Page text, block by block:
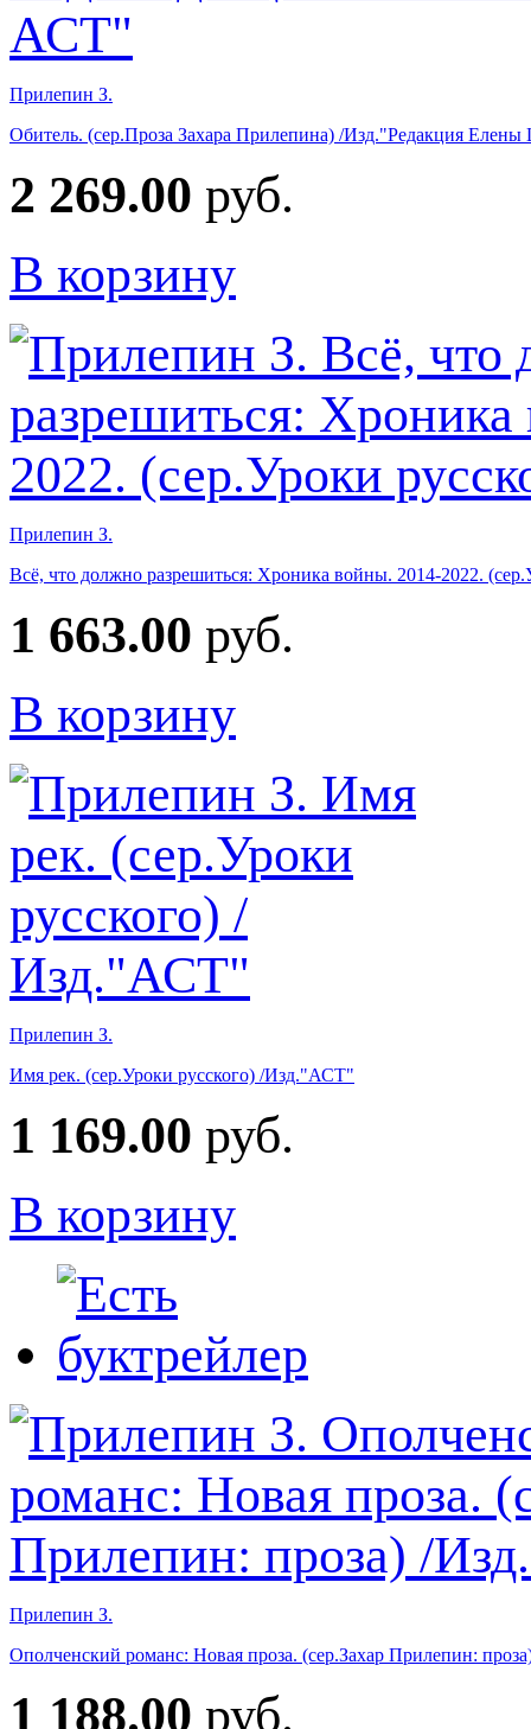
Прилепин З.
Обитель. (сер.Проза Захара Прилепина) /Изд."Редакция
2 269.00 руб.
В корзину
Прилепин З.
Всё, что должно разрешиться: Хроника войны. 2014-2022.
1 663.00 руб.
В корзину
Прилепин З.
Имя рек. (сер.Уроки русского) /Изд."АСТ"
1 169.00 руб.
В корзину
Прилепин З.
Ополченский романс: Новая проза. (сер.Захар Прилепин:
1 188.00 руб.